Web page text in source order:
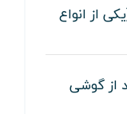
از انواع
از گوشی